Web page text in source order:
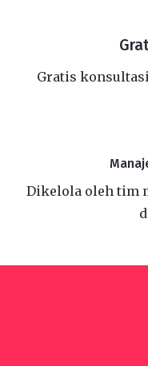
Gratis
Dikelola oleh tim